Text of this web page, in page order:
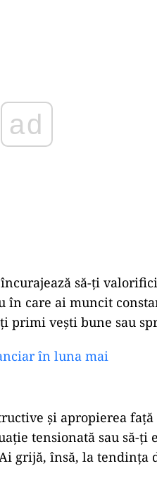
încurajează să-ți valorifici
în care ai muncit
primi vești bune sau
în luna mai
și apropierea față
tensionată sau să-ți
grijă, însă, la tendința